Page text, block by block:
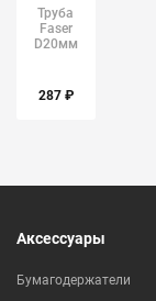
Труба
Faser
D20мм
FV-
287 ₽
Аксессуары
Бумагодержатели